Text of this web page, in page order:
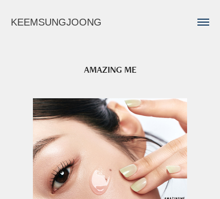
KEEMSUNGJOONG
AMAZING ME